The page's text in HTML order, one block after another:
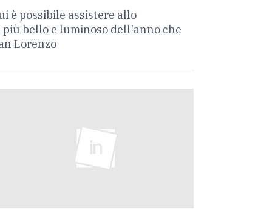
è possibile assistere allo
bello e luminoso dell'anno che
Lorenzo